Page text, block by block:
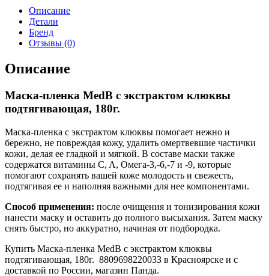
Описание
Детали
Бренд
Отзывы (0)
Описание
Маска-пленка MedB с экстрактом клюквы
подтягивающая, 180г.
Маска-пленка с экстрактом клюквы помогает нежно и
бережно, не повреждая кожу, удалить омертвевшие частички
кожи, делая ее гладкой и мягкой. В составе маски также
содержатся витамины C, A, Омега-3,-6,-7 и -9, которые
помогают сохранять вашей коже молодость и свежесть,
подтягивая ее и наполняя важными для нее компонентами.
Способ применения: после очищения и тонизирования кожи
нанести маску и оставить до полного высыхания. Затем маску
снять быстро, но аккуратно, начиная от подбородка.
Купить Маска-пленка MedB с экстрактом клюквы
подтягивающая, 180г. 8809698220033 в Красноярске и с
доставкой по России, магазин Панда.